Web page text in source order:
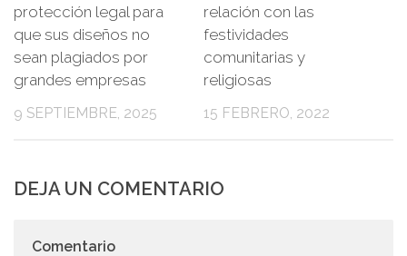
protección legal para
que sus diseños no
sean plagiados por
grandes empresas
9 SEPTIEMBRE, 2025
relación con las
festividades
comunitarias y
religiosas
15 FEBRERO, 2022
DEJA UN COMENTARIO
Comentario